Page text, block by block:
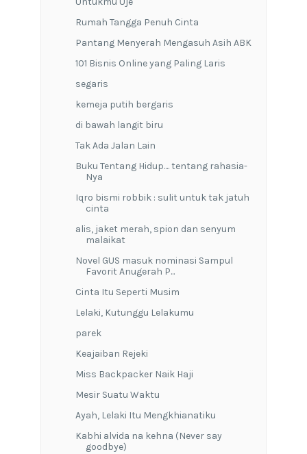
Rumah Tangga Penuh Cinta
Pantang Menyerah Mengasuh Asih ABK
101 Bisnis Online yang Paling Laris
segaris
kemeja putih bergaris
di bawah langit biru
Tak Ada Jalan Lain
Buku Tentang Hidup.... tentang rahasia-
Nya
Iqro bismi robbik : sulit untuk tak jatuh
cinta
alis, jaket merah, spion dan senyum
malaikat
Novel GUS masuk nominasi Sampul
Favorit Anugerah P...
Cinta Itu Seperti Musim
Lelaki, Kutunggu Lelakumu
parek
Keajaiban Rejeki
Miss Backpacker Naik Haji
Mesir Suatu Waktu
Ayah, Lelaki Itu Mengkhianatiku
Kabhi alvida na kehna (Never say
goodbye)